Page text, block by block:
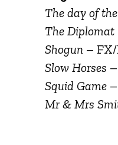
The day of
The Diplomat
Shogun –
Slow Horses
Squid Game
Mr & Mrs